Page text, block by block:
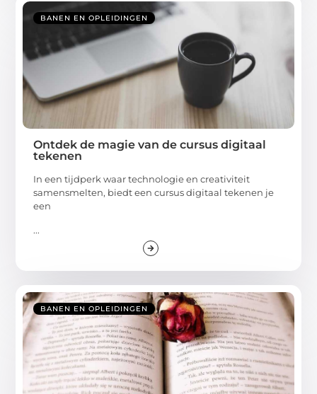
BANEN EN OPLEIDINGEN
Ontdek de magie van de cursus digitaal
tekenen
In een tijdperk waar technologie en creativiteit
samensmelten, biedt een cursus digitaal tekenen je
een
...
BANEN EN OPLEIDINGEN